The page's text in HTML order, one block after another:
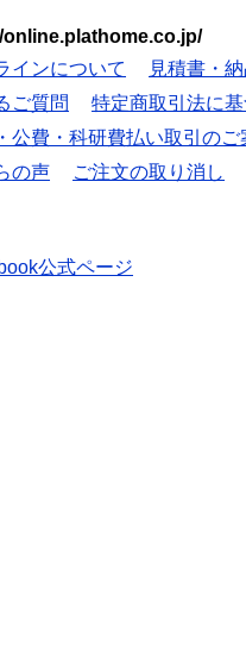
online.plathome.co.jp/
インについて
見積書・
ご質問
特定商取引法に
公費・科研費払い取引のご
の声 ご注文の取り消し
公式ページ